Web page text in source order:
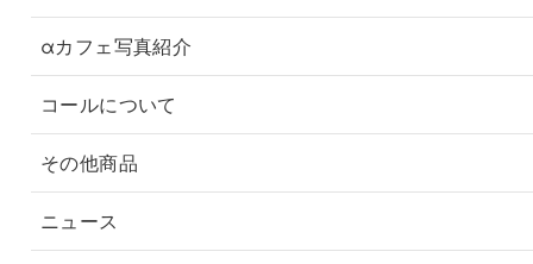
αカフェ写真紹介
コールについて
その他商品
ニュース